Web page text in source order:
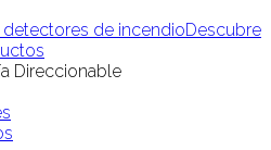
detectores de incendioDescubre
Direccionable